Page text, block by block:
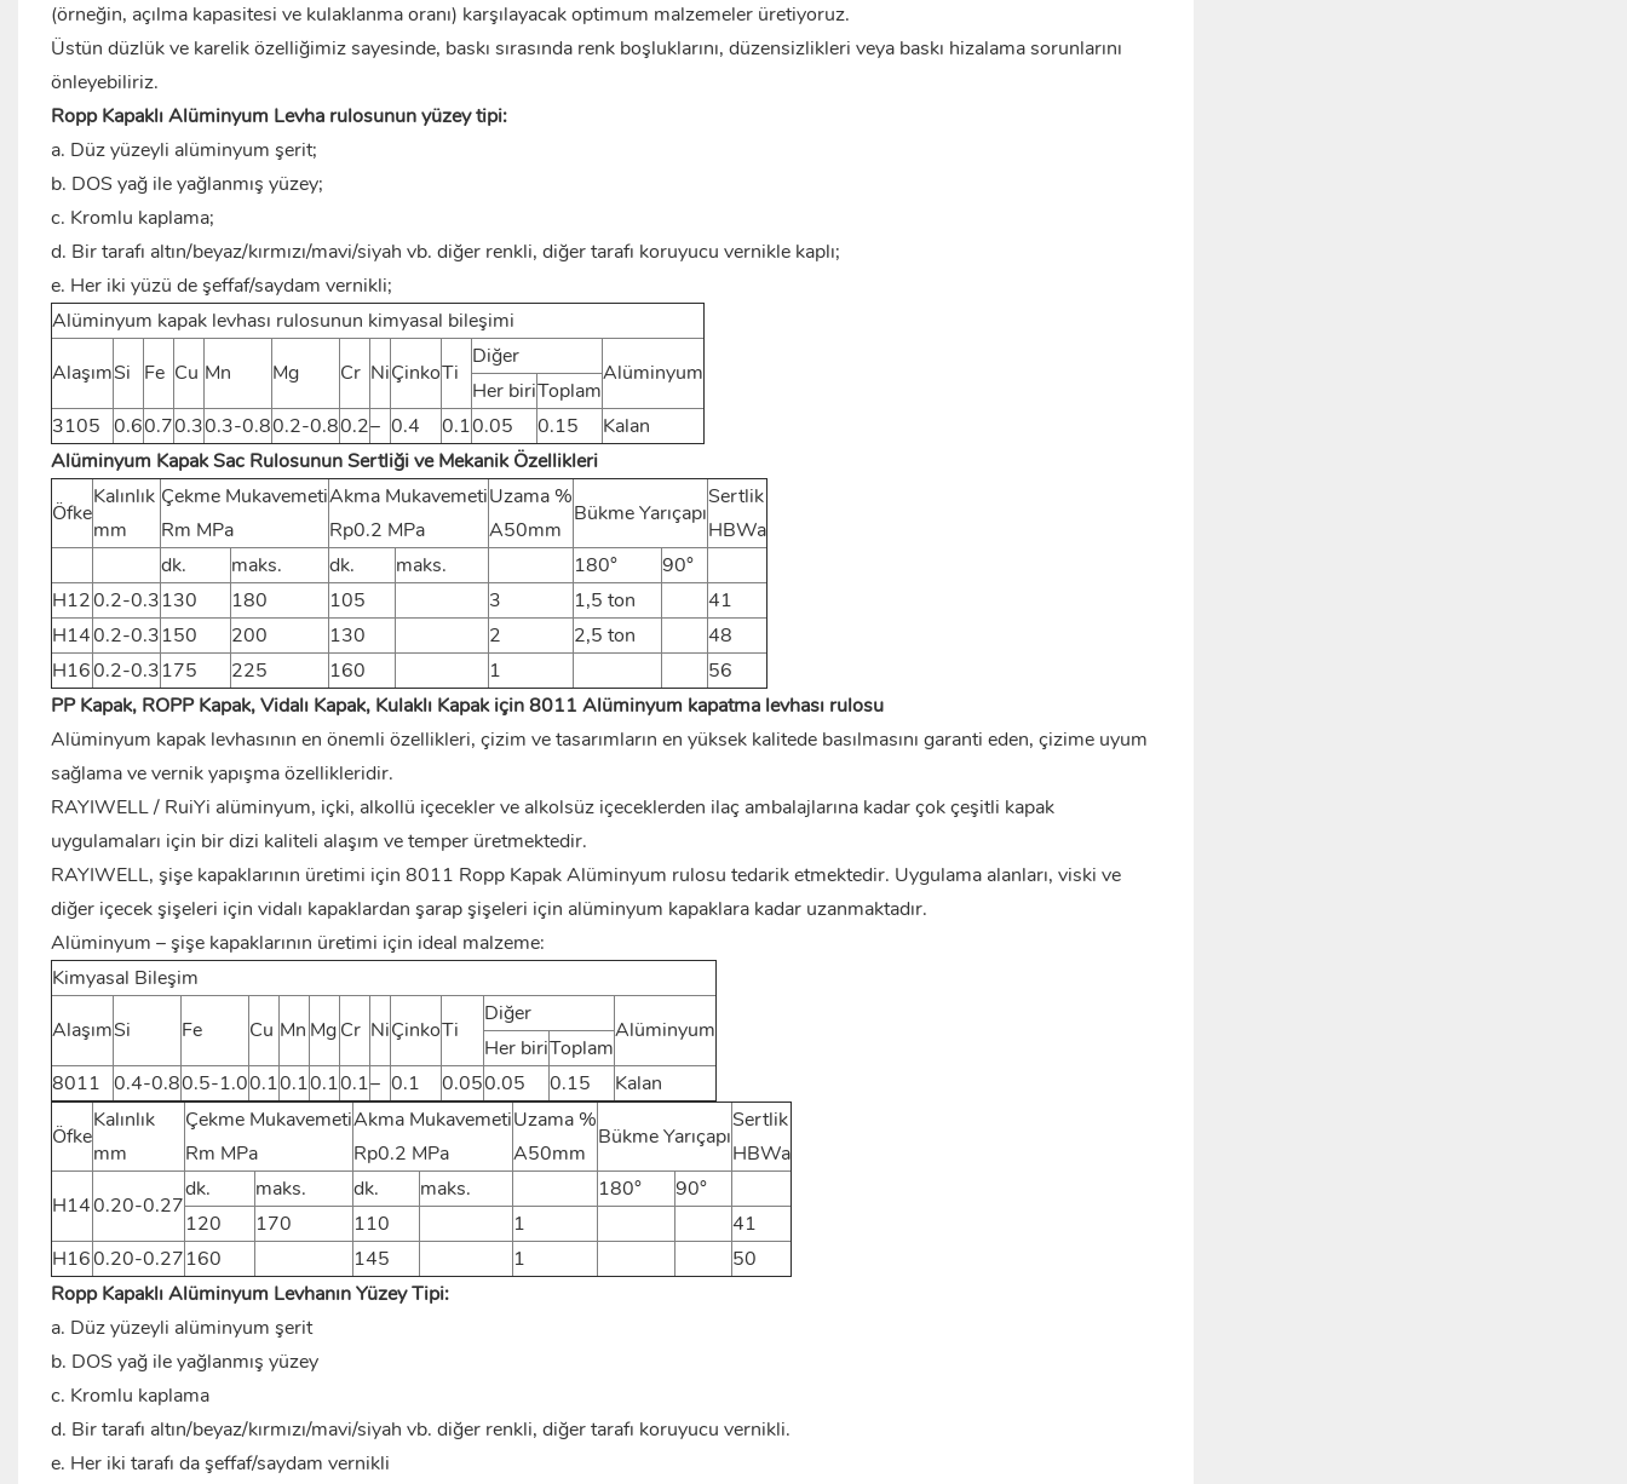
(örneğin, açılma kapasitesi ve kulaklanma oranı) karşılayacak optimum malzemeler üretiyoruz.
Üstün düzlük ve karelik özelliğimiz sayesinde, baskı sırasında renk boşluklarını, düzensizlikleri veya baskı hizalama sorunlarını
önleyebiliriz.
Ropp Kapaklı Alüminyum Levha rulosunun yüzey tipi:
a. Düz yüzeyli alüminyum şerit;
b. DOS yağ ile yağlanmış yüzey;
c. Kromlu kaplama;
d. Bir tarafı altın/beyaz/kırmızı/mavi/siyah vb. diğer renkli, diğer tarafı koruyucu vernikle kaplı;
e. Her iki yüzü de şeffaf/saydam vernikli;
Alüminyum kapak levhası rulosunun kimyasal bileşimi
AlaşımSi Fe Cu Mn Mg Cr NiÇinkoTi
Diğer
Alüminyum
Her biriToplam
3105 0.60.70.30.3-0.80.2-0.80.2– 0.4 0.10.05 0.15
Kalan
Alüminyum Kapak Sac Rulosunun Sertliği ve Mekanik Özellikleri
Öfke
Kalınlık
mm
Çekme Mukavemeti
Rm MPa
Akma Mukavemeti
Rp0.2 MPa
Uzama %
A50mm
Bükme Yarıçapı
Sertlik
HBWa
dk.
maks. dk. maks. 180°
90°
H120.2-0.3130 180 105 3 1,5 ton
41
H140.2-0.3150 200 130 2 2,5 ton
48
H160.2-0.3175 225 160 1
56
PP Kapak, ROPP Kapak, Vidalı Kapak, Kulaklı Kapak için 8011 Alüminyum kapatma levhası rulosu
Alüminyum kapak levhasının en önemli özellikleri, çizim ve tasarımların en yüksek kalitede basılmasını garanti eden, çizime uyum
sağlama ve vernik yapışma özellikleridir.
RAYIWELL / RuiYi alüminyum, içki, alkollü içecekler ve alkolsüz içeceklerden ilaç ambalajlarına kadar çok çeşitli kapak
uygulamaları için bir dizi kaliteli alaşım ve temper üretmektedir.
RAYIWELL, şişe kapaklarının üretimi için 8011 Ropp Kapak Alüminyum rulosu tedarik etmektedir. Uygulama alanları, viski ve
diğer içecek şişeleri için vidalı kapaklardan şarap şişeleri için alüminyum kapaklara kadar uzanmaktadır.
Alüminyum – şişe kapaklarının üretimi için ideal malzeme:
Kimyasal Bileşim
AlaşımSi Fe Cu Mn MgCr NiÇinkoTi
Diğer
Alüminyum
Her biriToplam
8011 0.4-0.80.5-1.00.10.10.10.1– 0.1 0.050.05 0.15
Kalan
Öfke
Kalınlık
mm
Çekme Mukavemeti
Rm MPa
Akma Mukavemeti
Rp0.2 MPa
Uzama %
A50mm
Bükme Yarıçapı
Sertlik
HBWa
H140.20-0.27
dk. maks. dk. maks. 180°
90°
120
170 110 1
41
H160.20-0.27160 145 1
50
Ropp Kapaklı Alüminyum Levhanın Yüzey Tipi:
a. Düz yüzeyli alüminyum şerit
b. DOS yağ ile yağlanmış yüzey
c. Kromlu kaplama
d. Bir tarafı altın/beyaz/kırmızı/mavi/siyah vb. diğer renkli, diğer tarafı koruyucu vernikli.
e. Her iki tarafı da şeffaf/saydam vernikli